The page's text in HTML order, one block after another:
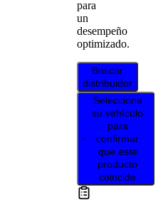
para
un
desempeño
optimizado.
Buscar
distribuidor
Seleccione
su vehículo
para
confirmar
que este
producto
coincide